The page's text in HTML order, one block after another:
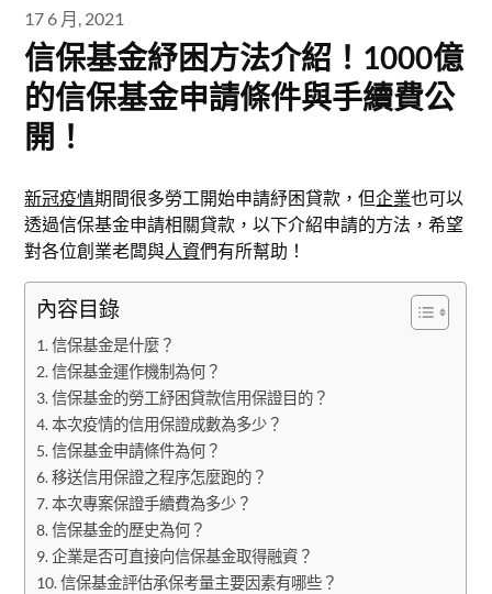
17 6 月, 2021
信保基金紓困方法介紹！1000億
的信保基金申請條件與手續費公
開！
新冠疫情期間很多勞工開始申請紓困貸款，但企業也可以
透過信保基金申請相關貸款，以下介紹申請的方法，希望
對各位創業老闆與人資們有所幫助！
內容目錄
信保基金是什麼？
信保基金運作機制為何？
信保基金的勞工紓困貸款信用保證目的？
本次疫情的信用保證成數為多少？
信保基金申請條件為何？
移送信用保證之程序怎麼跑的？
本次專案保證手續費為多少？
信保基金的歷史為何？
企業是否可直接向信保基金取得融資？
信保基金評估承保考量主要因素有哪些？